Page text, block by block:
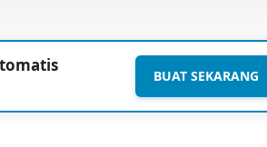
BUAT SEKARANG